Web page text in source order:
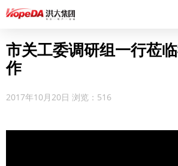
市关工委调研组一行莅
作
2017年10月20日 浏览：516